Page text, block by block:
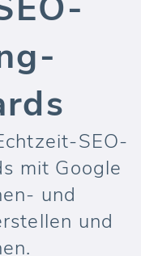
SEO-
mit Google
und
und